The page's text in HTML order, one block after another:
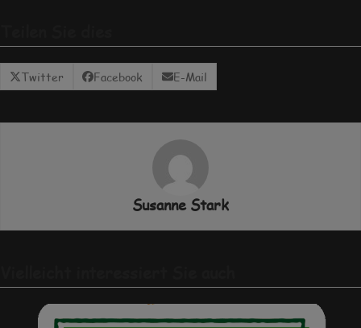
Twitter Facebook E-Mail
Susanne Stark